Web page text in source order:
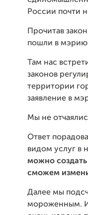
России почти
Прочитав
пошли в мэрию
Там нас
законов
территории
заявление в
Мы не
Ответ
видом услуг в
можно
сможем
Далее мы
мороженным. И